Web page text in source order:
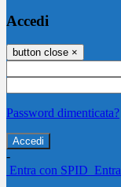
Accedi
button close ×
Password dimenticata?
-
Entra con SPID